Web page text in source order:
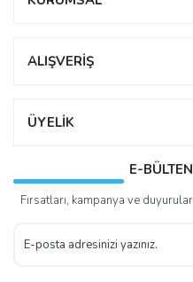
ALIŞVERİŞ
ÜYELİK
E-
Fırsatları, kampanya ve